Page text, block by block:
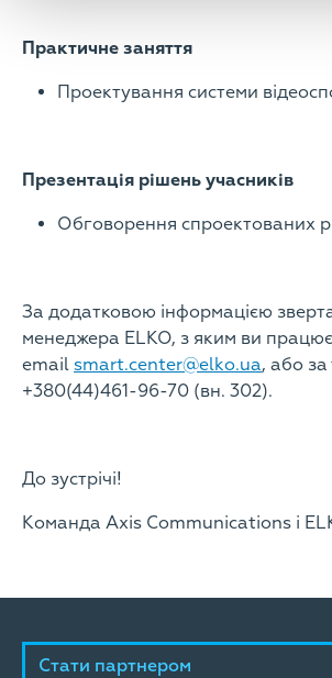
Практичне заняття
Проектування системи
Презентація рішень учасників
Обговорення спроектованих
За додатковою інформацією
менеджера ELKO, з яким ви
email smart.center@elko.ua, або
+380(44)461-96-70 (вн. 302).
До зустрічі!
Команда Axis Communications і
Стати партнером